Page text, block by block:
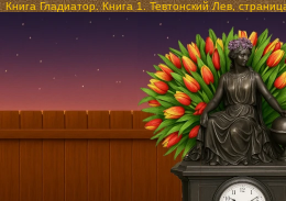
Книга Гладиатор. Книга 1. Тевтонский Лев,